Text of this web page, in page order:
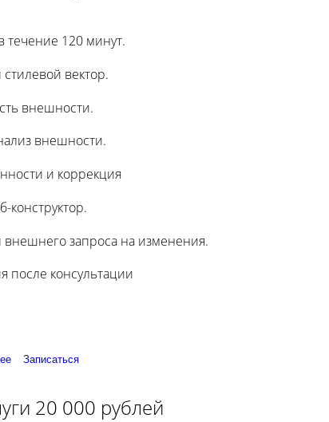
течение 120 минут.
вектор.
внешности.
внешности.
и коррекция
конструктор.
запроса на изменения.
после консультации
Записаться
20 000 рублей